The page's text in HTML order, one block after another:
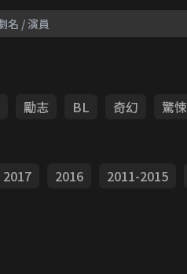
勵志 BL 奇幻 驚悚
2017 2016 2011-2015